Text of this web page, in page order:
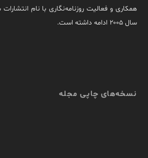
همکاری و فعالیت روزنامه‌نگاری با نام
سال ۲۰۰۵ ادامه داشته است.
نسخه‌های چاپی مجله